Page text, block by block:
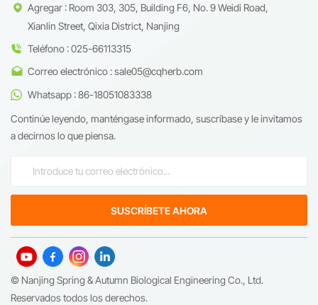
Agregar : Room 303, 305, Building F6, No. 9 Weidi Road,
Xianlin Street, Qixia District, Nanjing
Teléfono : 025-66113315
Correo electrónico : sale05@cqherb.com
Whatsapp : 86-18051083338
Continúe leyendo, manténgase informado, suscríbase y le invitamos
a decirnos lo que piensa.
© Nanjing Spring & Autumn Biological Engineering Co., Ltd.
Reservados todos los derechos.